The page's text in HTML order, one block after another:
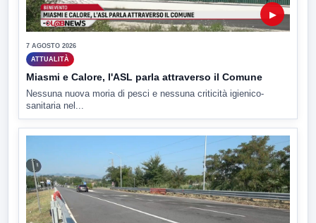
▶
7 AGOSTO 2026
ATTUALITÀ
Miasmi e Calore, l'ASL parla attraverso il Comune
Nessuna nuova moria di pesci e nessuna criticità igienico-
sanitaria nel...